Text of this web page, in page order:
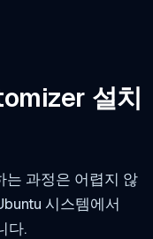
설치
는 과정은 어렵지 않
시스템에서
다.